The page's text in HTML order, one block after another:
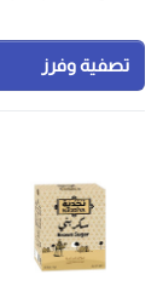
تصفية وفرز